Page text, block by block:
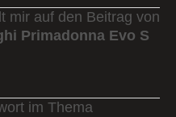
auf den Beitrag von
Primadonna Evo S
im Thema